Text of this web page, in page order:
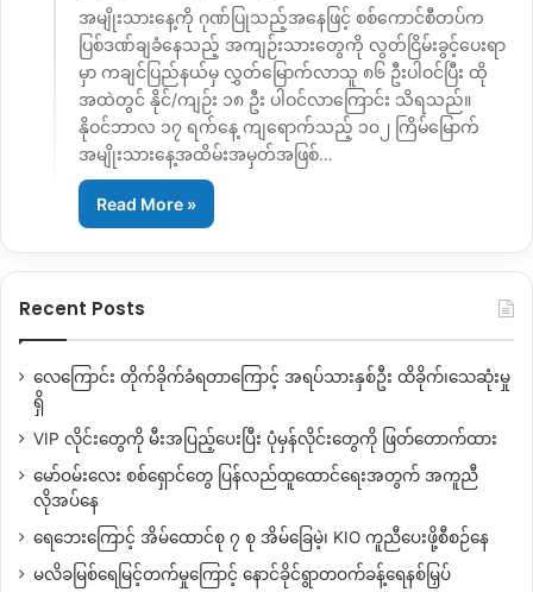
အမျိုးသား‌နေ့ကို ဂုဏ်ပြုသည့်အနေဖြင့် စစ်ကောင်စီတပ်က
ပြစ်ဒဏ်ချခံနေသည့် အကျဉ်းသားတွေကို လွတ်ငြိမ်းခွင့်ပေးရာ
မှာ ကချင်ပြည်နယ်မှ လွှတ်မြောက်လာသူ ၈၆ ဦးပါဝင်ပြီး ထို
အထဲတွင် နိုင်/ကျဉ်း ၁၈ ဦး ပါဝင်လာကြောင်း သိရသည်။
နိုဝင်ဘာလ ၁၇ ရက်နေ့ ကျရောက်သည့် ၁၀၂ ကြိမ်မြောက်
အမျိုးသားနေ့အထိမ်းအမှတ်အဖြစ်…
Read More »
Recent Posts
လေကြောင်း တိုက်ခိုက်ခံရတာကြောင့် အရပ်သားနှစ်ဦး ထိခိုက်၊သေဆုံးမှု
ရှိ
VIP လိုင်းတွေကို မီးအပြည့်ပေးပြီး ပုံမှန်လိုင်းတွေကို ဖြတ်တောက်ထား
မော်ဝမ်းလေး စစ်ရှောင်တွေ ပြန်လည်ထူထောင်ရေးအတွက် အကူညီ
လိုအပ်နေ
ရေဘေးကြောင့် အိမ်ထောင်စု ၇ စု အိမ်ခြေမဲ့၊ KIO ကူညီပေးဖို့စီစဉ်နေ
မလိခမြစ်ရေမြင့်တက်မှုကြောင့် နောင်ခိုင်ရွာတဝက်ခန့်ရေနစ်မြှပ်